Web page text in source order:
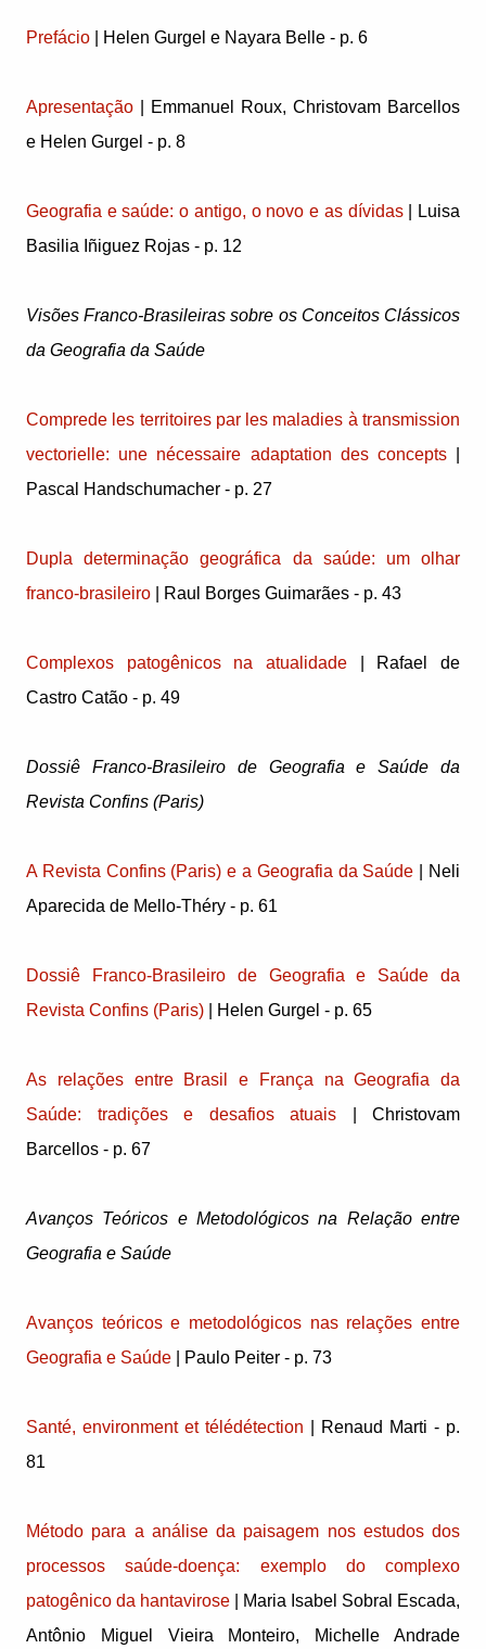
Prefácio | Helen Gurgel e Nayara Belle - p. 6
Apresentação | Emmanuel Roux, Christovam Barcellos
e Helen Gurgel - p. 8
Geografia e saúde: o antigo, o novo e as dívidas| Luisa
Basilia Iñiguez Rojas - p. 12
Visões Franco-Brasileiras sobre os Conceitos Clássicos
da Geografia da Saúde
Comprede les territoires par les maladies à transmission
vectorielle: une nécessaire adaptation des concepts|
Pascal Handschumacher - p. 27
Dupla determinação geográfica da saúde: um olhar
franco-brasileiro | Raul Borges Guimarães - p. 43
Complexos patogênicos na atualidade | Rafael de
Castro Catão - p. 49
Dossiê Franco-Brasileiro de Geografia e Saúde da
Revista Confins (Paris)
A Revista Confins (Paris) e a Geografia da Saúde | Neli
Aparecida de Mello-Théry - p. 61
Dossiê Franco-Brasileiro de Geografia e Saúde da
Revista Confins (Paris) | Helen Gurgel - p. 65
As relações entre Brasil e França na Geografia da
Saúde: tradições e desafios atuais | Christovam
Barcellos - p. 67
Avanços Teóricos e Metodológicos na Relação entre
Geografia e Saúde
Avanços teóricos e metodológicos nas relações entre
Geografia e Saúde | Paulo Peiter - p. 73
Santé, environment et télédétection | Renaud Marti - p.
81
Método para a análise da paisagem nos estudos dos
processos saúde-doença: exemplo do complexo
patogênico da hantavirose | Maria Isabel Sobral Escada,
Antônio Miguel Vieira Monteiro, Michelle Andrade